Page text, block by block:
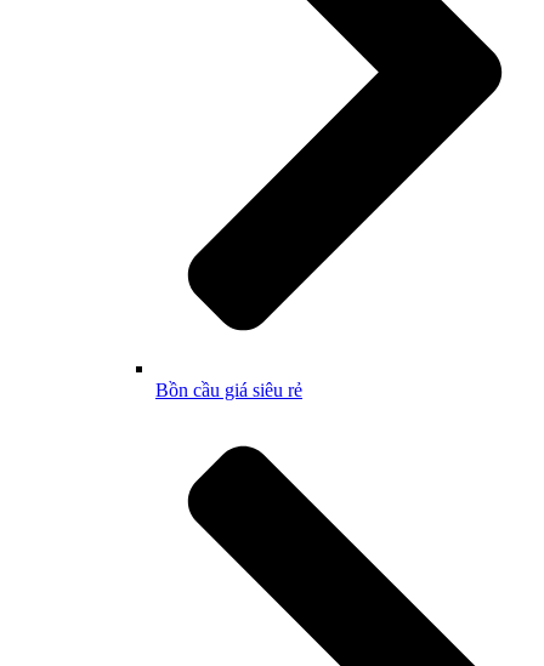
Bồn cầu giá siêu rẻ